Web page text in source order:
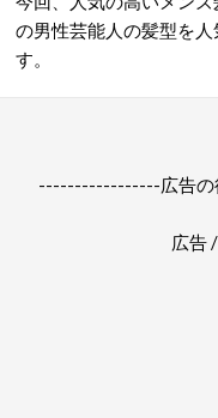
の男性芸能人の髪型を
す。
-----------------広告の
広告